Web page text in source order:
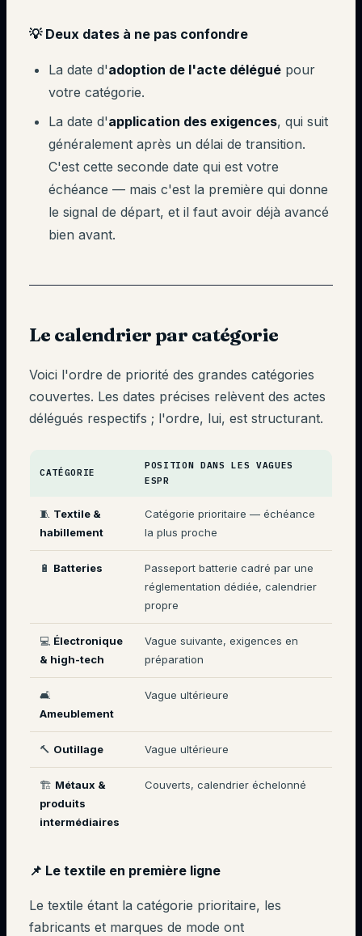
💡 Deux dates à ne pas confondre
La date d'adoption de l'acte délégué pour
votre catégorie.
La date d'application des exigences, qui suit
généralement après un délai de transition.
C'est cette seconde date qui est votre
échéance — mais c'est la première qui donne
le signal de départ, et il faut avoir déjà avancé
bien avant.
Le calendrier par catégorie
Voici l'ordre de priorité des grandes catégories
couvertes. Les dates précises relèvent des actes
délégués respectifs ; l'ordre, lui, est structurant.
CATÉGORIE
POSITION DANS LES VAGUES
ESPR
🧵 Textile &
habillement
Catégorie prioritaire — échéance
la plus proche
🔋 Batteries
Passeport batterie cadré par une
réglementation dédiée, calendrier
propre
💻 Électronique
& high-tech
Vague suivante, exigences en
préparation
🛋️
Ameublement
Vague ultérieure
🔨 Outillage Vague ultérieure
🏗️ Métaux &
produits
intermédiaires
Couverts, calendrier échelonné
📌 Le textile en première ligne
Le textile étant la catégorie prioritaire, les
fabricants et marques de mode ont